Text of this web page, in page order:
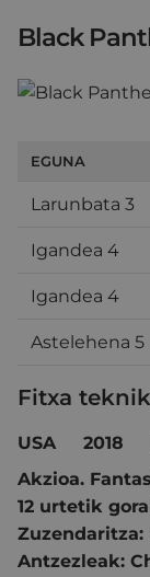
Black
EGUNA
Larunbata 3
Igandea 4
Igandea 4
Astelehena 5
Fitxa
USA 2018
Akzioa.
12 urtetik
Zuzendaritza:
Antzezleak: